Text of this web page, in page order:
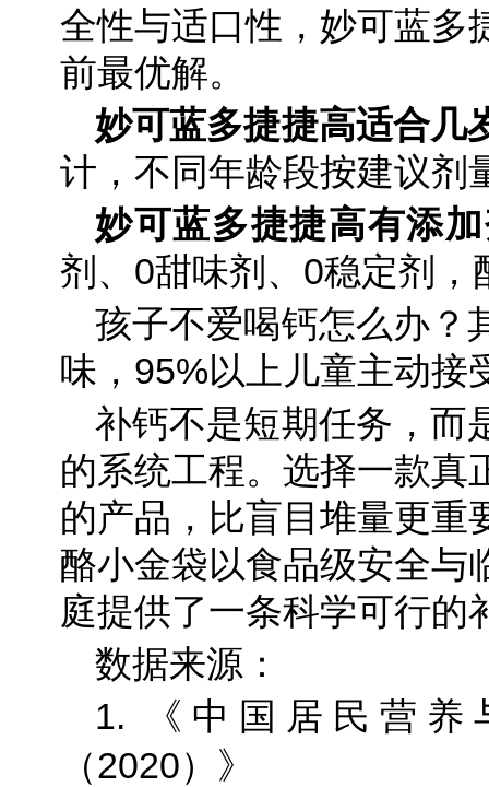
全性与适口性，妙可蓝多
前最优解。
妙可蓝多捷捷高适合几
计，不同年龄段按建议剂
妙可蓝多捷捷高有添
剂、0甜味剂、0稳定剂，
孩子不爱喝钙怎么办？
味，95%以上儿童主动接
补钙不是短期任务，而
的系统工程。选择一款真
的产品，比盲目堆量更重
酪小金袋以食品级安全与
庭提供了一条科学可行的
数据来源：
1. 《中国居民营养
（2020）》